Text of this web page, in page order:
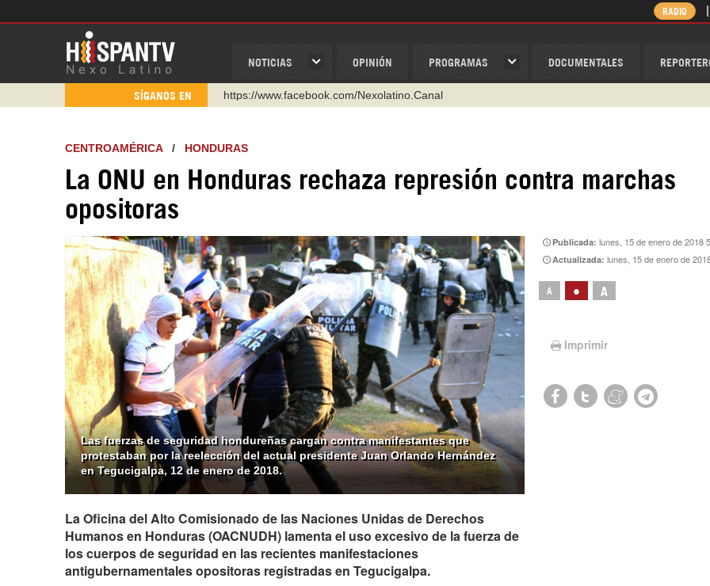
NOTICIAS OPINIÓN PROGRAMAS DOCUMENTALES
RADIO
SÍGANOS EN
https://www.youtube.com/@nexo_latino
https://t.me/hispantvcanal
WhatsApp y Viber: +98 921 79 29 404
https://www.facebook.com/Nexolatino.Canal
CENTROAMÉRICA/ HONDURAS
La ONU en Honduras rechaza represión contra marchas
opositoras
Las fuerzas de seguridad hondureñas cargan contra manifestantes que
protestaban por la reelección del actual presidente Juan Orlando Hernández
en Tegucigalpa, 12 de enero de 2018.
Publicada:lunes, 15 de enero de 2018
Actualizada:lunes, 15 de enero de
A • A
Imprimir
La Oficina del Alto Comisionado de las Naciones Unidas de Derechos
Humanos en Honduras (OACNUDH) lamenta el uso excesivo de la fuerza de
los cuerpos de seguridad en las recientes manifestaciones
antigubernamentales opositoras registradas en Tegucigalpa.